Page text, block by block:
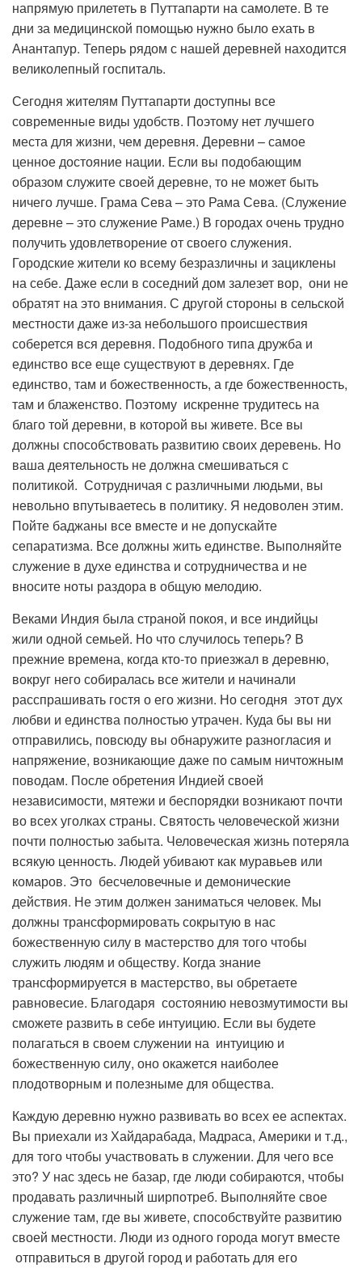
напрямую прилететь в Путтапарти на самолете. В те
дни за медицинской помощью нужно было ехать в
Анантапур. Теперь рядом с нашей деревней находится
великолепный госпиталь.
Сегодня жителям Путтапарти доступны все
современные виды удобств. Поэтому нет лучшего
места для жизни, чем деревня. Деревни – самое
ценное достояние нации. Если вы подобающим
образом служите своей деревне, то не может быть
ничего лучше. Грама Сева – это Рама Сева. (Служение
деревне – это служение Раме.) В городах очень трудно
получить удовлетворение от своего служения.
Городские жители ко всему безразличны и зациклены
на себе. Даже если в соседний дом залезет вор, они не
обратят на это внимания. С другой стороны в сельской
местности даже из-за небольшого происшествия
соберется вся деревня. Подобного типа дружба и
единство все еще существуют в деревнях. Где
единство, там и божественность, а где божественность,
там и блаженство. Поэтому искренне трудитесь на
благо той деревни, в которой вы живете. Все вы
должны способствовать развитию своих деревень. Но
ваша деятельность не должна смешиваться с
политикой. Сотрудничая с различными людьми, вы
невольно впутываетесь в политику. Я недоволен этим.
Пойте баджаны все вместе и не допускайте
сепаратизма. Все должны жить единстве. Выполняйте
служение в духе единства и сотрудничества и не
вносите ноты раздора в общую мелодию.
Веками Индия была страной покоя, и все индийцы
жили одной семьей. Но что случилось теперь? В
прежние времена, когда кто-то приезжал в деревню,
вокруг него собиралась все жители и начинали
расспрашивать гостя о его жизни. Но сегодня этот дух
любви и единства полностью утрачен. Куда бы вы ни
отправились, повсюду вы обнаружите разногласия и
напряжение, возникающие даже по самым ничтожным
поводам. После обретения Индией своей
независимости, мятежи и беспорядки возникают почти
во всех уголках страны. Святость человеческой жизни
почти полностью забыта. Человеческая жизнь потеряла
всякую ценность. Людей убивают как муравьев или
комаров. Это бесчеловечные и демонические
действия. Не этим должен заниматься человек. Мы
должны трансформировать сокрытую в нас
божественную силу в мастерство для того чтобы
служить людям и обществу. Когда знание
трансформируется в мастерство, вы обретаете
равновесие. Благодаря состоянию невозмутимости вы
сможете развить в себе интуицию. Если вы будете
полагаться в своем служении на интуицию и
божественную силу, оно окажется наиболее
плодотворным и полезныме для общества.
Каждую деревню нужно развивать во всех ее аспектах.
Вы приехали из Хайдарабада, Мадраса, Америки и т.д.,
для того чтобы участвовать в служении. Для чего все
это? У нас здесь не базар, где люди собираются, чтобы
продавать различный ширпотреб. Выполняйте свое
служение там, где вы живете, способствуйте развитию
своей местности. Люди из одного города могут вместе
отправиться в другой город и работать для его